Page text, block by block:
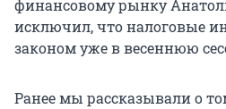
финансовому рынку
исключил, что налоговые
законом уже в весеннюю
Ранее мы рассказывали о